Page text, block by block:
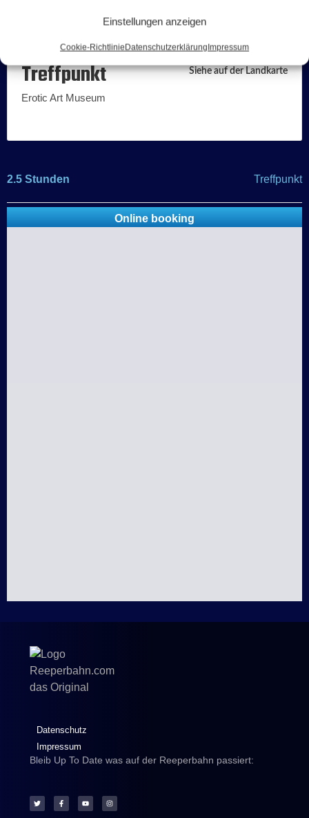
Einstellungen anzeigen
Cookie-RichtlinieDatenschutzerklärungImpressum
Treffpunkt Siehe auf der Landkarte
Erotic Art Museum
2.5 Stunden Treffpunkt
Online booking
Datenschutz
Impressum
Bleib Up To Date was auf der Reeperbahn passiert: